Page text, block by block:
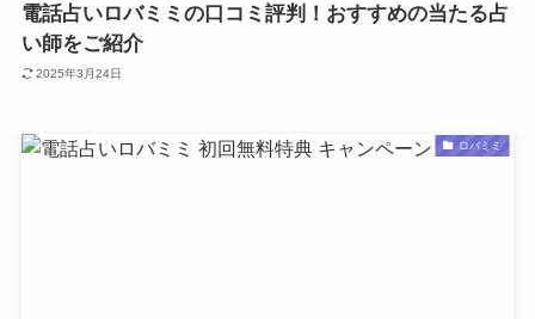
電話占いロバミミの口コミ評判！おすすめの当たる占
い師をご紹介
2025年3月24日
ロバミミ